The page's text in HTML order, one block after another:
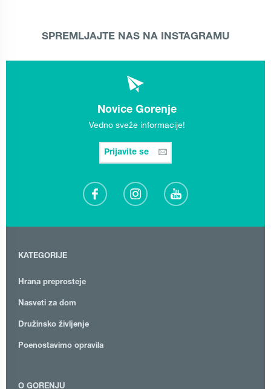
SPREMLJAJTE NAS NA INSTAGRAMU
Novice Gorenje
Vedno sveže informacije!
Prijavite se
KATEGORIJE
Hrana preprosteje
Nasveti za dom
Družinsko življenje
Poenostavimo opravila
O GORENJU